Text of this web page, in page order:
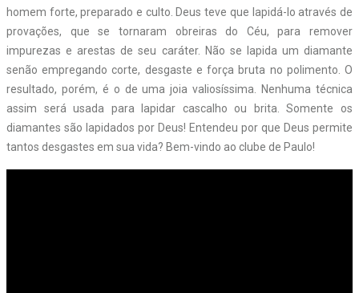
homem forte, preparado e culto. Deus teve que lapidá-lo através de
provações, que se tornaram obreiras do Céu, para remover
impurezas e arestas de seu caráter. Não se lapida um diamante
senão empregando corte, desgaste e força bruta no polimento. O
resultado, porém, é o de uma joia valiosíssima. Nenhuma técnica
assim será usada para lapidar cascalho ou brita. Somente os
diamantes são lapidados por Deus! Entendeu por que Deus permite
tantos desgastes em sua vida? Bem-vindo ao clube de Paulo!